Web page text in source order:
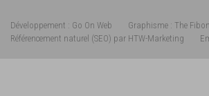
Développement : Go On Web Graphisme : The
Référencement naturel (SEO) par HTW-Marketing